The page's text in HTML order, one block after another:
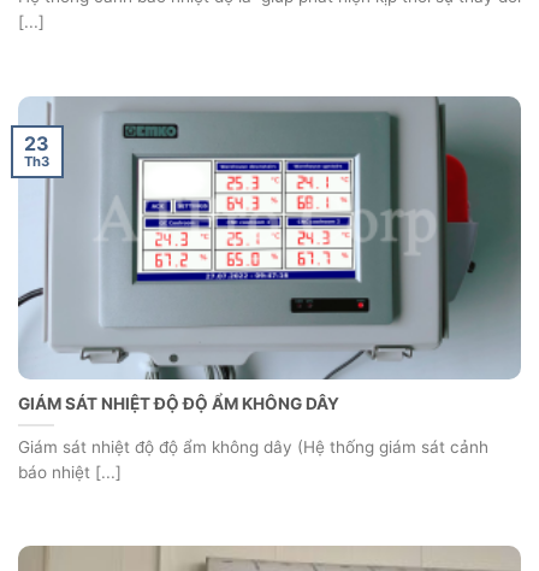
[...]
GIÁM SÁT NHIỆT ĐỘ ĐỘ ẨM KHÔNG DÂY
Giám sát nhiệt độ độ ẩm không dây (Hệ thống giám sát cảnh
báo nhiệt [...]
23
Th3